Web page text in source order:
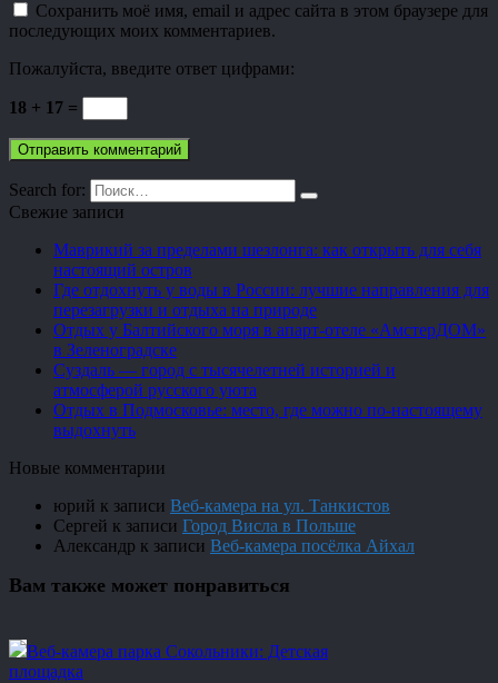
Сохранить моё имя, email и адрес сайта в этом браузере для
последующих моих комментариев.
Пожалуйста, введите ответ цифрами:
18 + 17 =
Search for:
Свежие записи
Маврикий за пределами шезлонга: как открыть для себя
настоящий остров
Где отдохнуть у воды в России: лучшие направления для
перезагрузки и отдыха на природе
Отдых у Балтийского моря в апарт-отеле «АмстерДОМ»
в Зеленоградске
Суздаль — город с тысячелетней историей и
атмосферой русского уюта
Отдых в Подмосковье: место, где можно по-настоящему
выдохнуть
Новые комментарии
юрий к записи Веб-камера на ул. Танкистов
Сергей к записи Город Висла в Польше
Александр к записи Веб-камера посёлка Айхал
Вам также может понравиться
Веб-камера парка Сокольники: Детская
площадка